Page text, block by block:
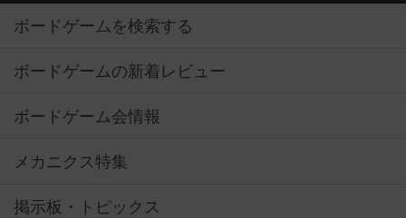
ボードゲームを検索する
ボードゲームの新着レビュー
ボードゲーム会情報
メカニクス特集
掲示板・トピックス